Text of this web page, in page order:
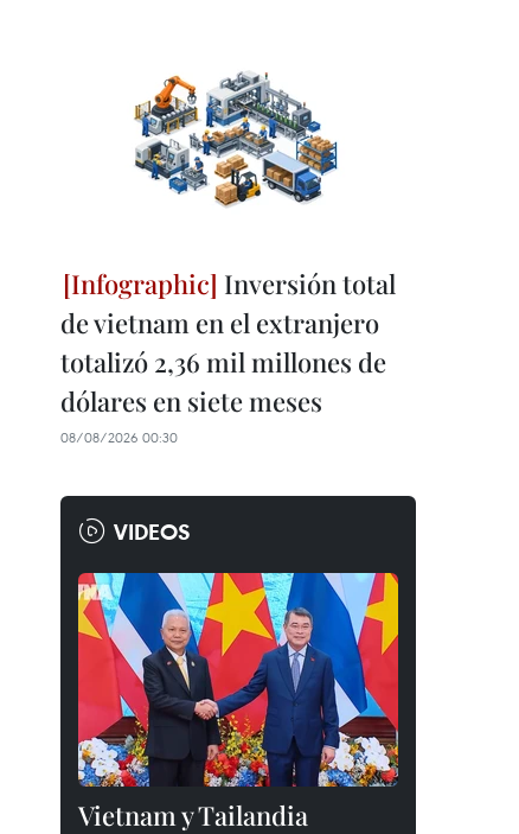
Inversión total
de vietnam en el extranjero
totalizó 2,36 mil millones de
dólares en siete meses
08/08/2026 00:30
VIDEOS
Vietnam y Tailandia